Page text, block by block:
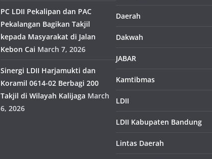
PC LDII Pekalipan dan PAC
Pekalangan Bagikan Takjil
kepada Masyarakat di Jalan
Kebon Cai March 7, 2026
Sinergi LDII Harjamukti dan
Koramil 0614-02 Berbagi 200
Takjil di Wilayah Kalijaga March
6, 2026
Daerah
Dakwah
JABAR
Kamtibmas
LDII
LDII Kabupaten Bandung
Lintas Daerah